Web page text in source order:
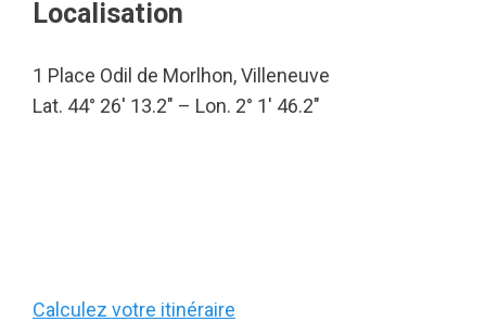
Localisation
1 Place Odil de Morlhon, Villeneuve
Lat. 44° 26′ 13.2″ – Lon. 2° 1′ 46.2″
Calculez votre itinéraire